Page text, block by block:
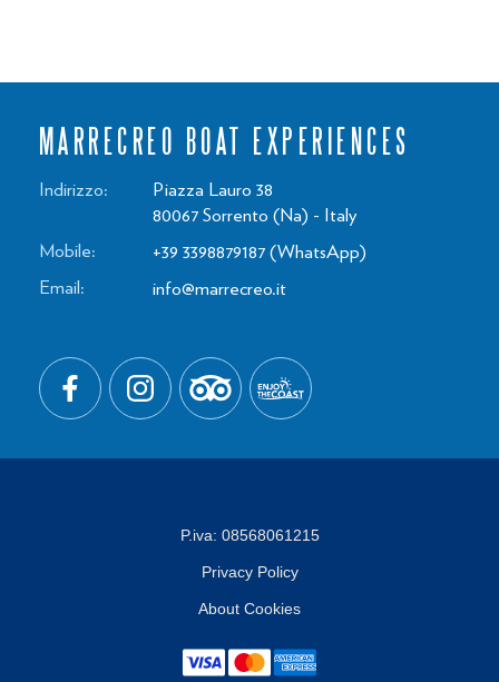
MARRECREO BOAT EXPERIENCES
Indirizzo:
Piazza Lauro 38
80067 Sorrento (Na) - Italy
Mobile:
+39 3398879187(WhatsApp)
Email:
info@marrecreo.it
P.iva: 08568061215
Privacy Policy
About Cookies